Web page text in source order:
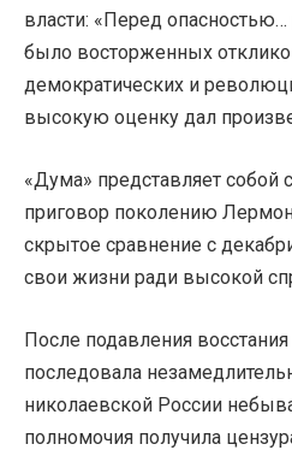
власти: «Перед
было восторженных
демократических и
высокую оценку дал
«Дума» представляет собой
приговор поколению
скрытое сравнение с
свои жизни ради высокой
После подавления
последовала
николаевской России
полномочия получила